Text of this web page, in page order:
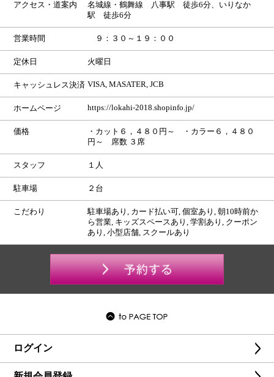
アクセス・道案内
名城線・鶴舞線 八事駅 徒歩6分、いりなか
駅 徒歩6分
営業時間 ９：３０～１９：００
定休日 火曜日
キャッシュレス決済 VISA, MASATER, JCB
ホームページ https://lokahi-2018.shopinfo.jp/
価格
・カット６，４８０円～ ・カラー６，４８０
円～ 席数 ３席
スタッフ １人
駐車場 ２台
こだわり
駐車場あり, カード払い可, 個室あり, 朝10時前か
ら営業, キッズスペースあり, 学割あり, クーポン
あり, 小型店舗, スクールあり
ログイン